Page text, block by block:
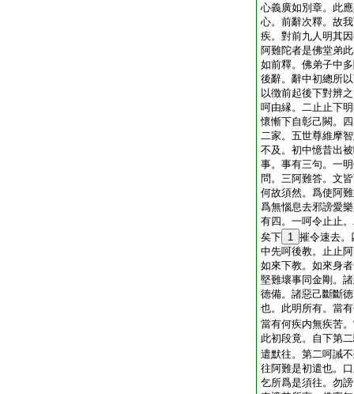
心義廣如別章。此
心。前辭次釋。故
疾。對前九人明其
阿難陀者是佛堂弟
如前釋。佛弟子中
後辭。辭中初總所
以徴前起後下對辨
呵由縁。二止止下
懷慚下自彰己闕。
二家。五世尊維摩
不及。初中憶昔出
事。事有三句。一
問。三阿難答。文
何故須然。爲使阿
爲無惱息去邪謗愛
有四。一呵令止止
矣下 1 摧令速去。
中先呵後教。止止
如來下教。如來身
堅難壞事同金剛。
徳備。諸惡己斷斷
也。此明所有。當
當有何疾内無疾苦
此初段竟。自下第
遣默往。第二呵誡
往阿難是初遣也。
乞所爲是須往。勿